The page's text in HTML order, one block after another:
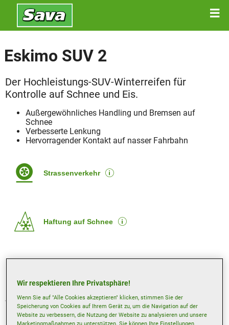
Eskimo SUV 2
Der Hochleistungs-SUV-Winterreifen für
Kontrolle auf Schnee und Eis.
Außergewöhnliches Handling und Bremsen auf
Schnee
Verbesserte Lenkung
Hervorragender Kontakt auf nasser Fahrbahn
Strassenverkehr
Haftung auf Schnee
Technische Merkmale sind möglicherweise nur für
bestimmte Größen verfügbar. Nutzen Sie unseren
Reifenfinder, um herauszufinden, mit welchen technischen
Wir respektieren Ihre Privatsphäre!
Wenn Sie auf "Alle Cookies akzeptieren" klicken, stimmen Sie der
Speicherung von Cookies auf Ihrem Gerät zu, um die Navigation auf der
Website zu verbessern, die Nutzung der Website zu analysieren und unsere
Marketingmaßnahmen zu unterstützen. Sie können Ihre Einstellungen